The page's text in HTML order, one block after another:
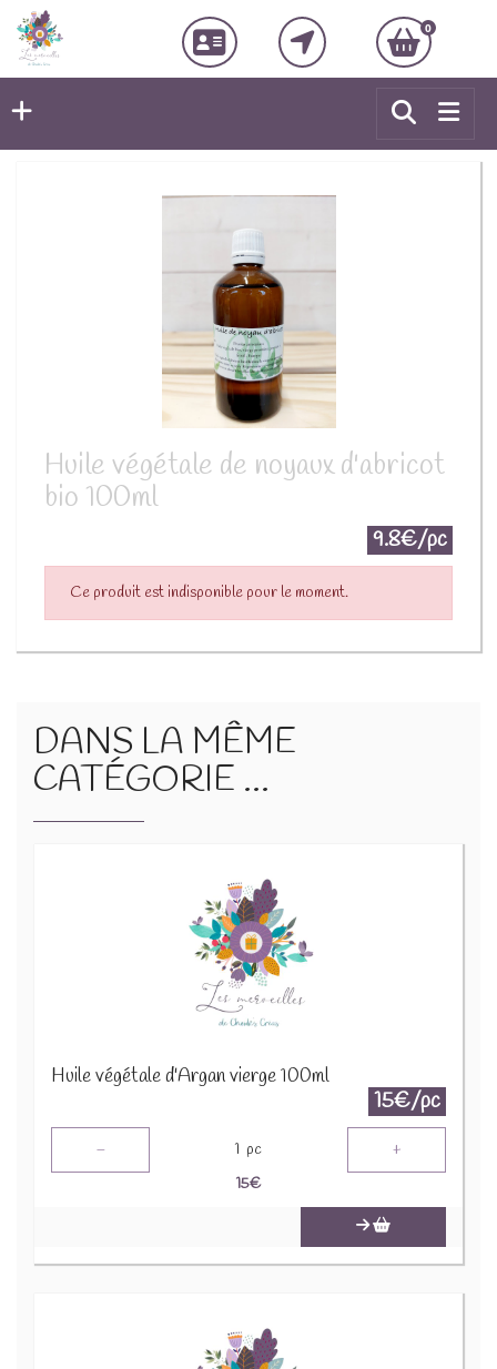
0
Huile végétale de noyaux d'abricot
bio 100ml
9.8€/pc
Ce produit est indisponible pour le moment.
DANS LA MÊME
CATÉGORIE ...
Huile végétale d'Argan vierge 100ml
15€/pc
- 1 pc +
15€